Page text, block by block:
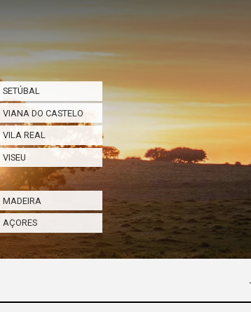
SETÚBAL
VIANA DO CASTELO
VILA REAL
VISEU
MADEIRA
AÇORES